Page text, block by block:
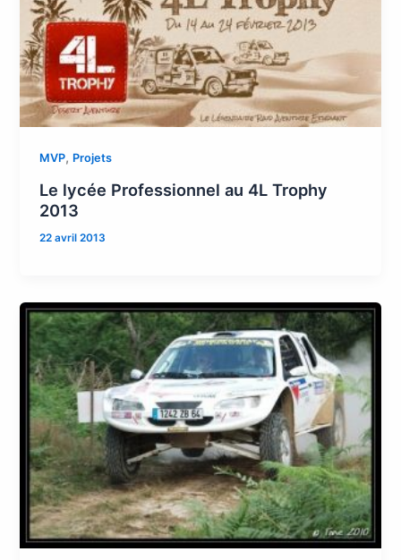
MVP, Projets
Le lycée Professionnel au 4L Trophy
2013
22 avril 2013